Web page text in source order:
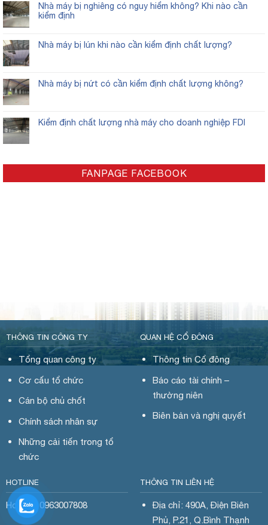
Nhà máy bị nghiêng có nguy hiểm không? Khi nào cần
kiểm định
Nhà máy bị lún khi nào cần kiểm định chất lượng?
Nhà máy bị nứt có cần kiểm định chất lượng không?
Kiểm định chất lượng nhà máy cho doanh nghiệp FDI
FANPAGE FACEBOOK
THÔNG TIN CÔNG TY
Tổng quan công ty
Cơ cấu tổ chức
Cán bộ chủ chốt
Chính sách nhân sự
Những cải tiến trong tổ
chức
QUAN HỆ CỔ ĐÔNG
Thông tin Cổ đông
Báo cáo tài chính –
thường niên
Biên bản và nghị quyết
HOTLINE
Hotline: 0963007808
THÔNG TIN LIÊN HỆ
Địa chỉ: 490A, Điện Biên
Phủ, P.21, Q.Bình Thạnh